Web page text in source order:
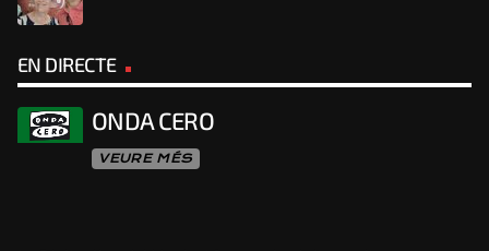
EN DIRECTE
ONDA CERO
VEURE MÉS